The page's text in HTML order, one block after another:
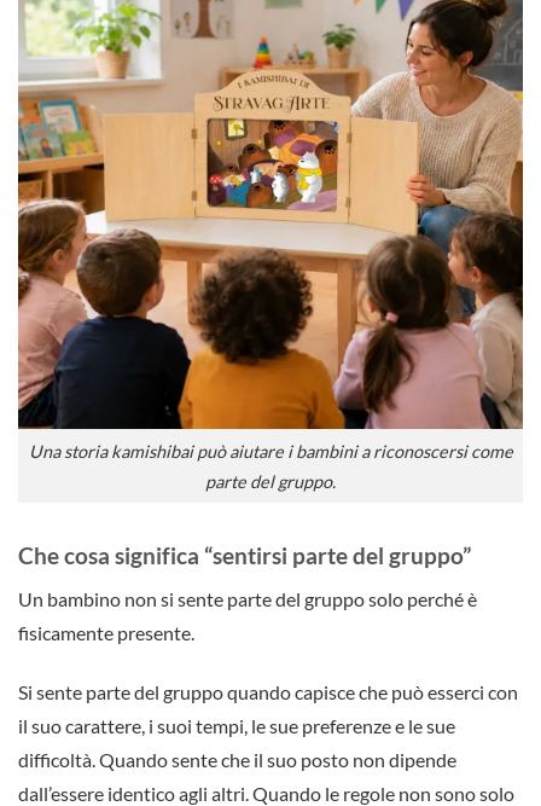
Una storia kamishibai può aiutare i bambini a riconoscersi come
parte del gruppo.
Che cosa significa “sentirsi parte del gruppo”
Un bambino non si sente parte del gruppo solo perché è
fisicamente presente.
Si sente parte del gruppo quando capisce che può esserci con
il suo carattere, i suoi tempi, le sue preferenze e le sue
difficoltà. Quando sente che il suo posto non dipende
dall’essere identico agli altri. Quando le regole non sono solo